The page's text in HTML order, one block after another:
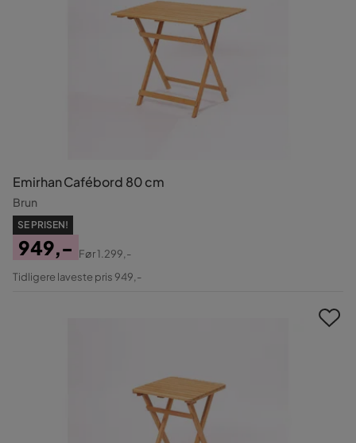
Emirhan Cafébord 80 cm
Brun
SE PRISEN!
Pris
949,-
Original
Før1.299,-
Tidligere laveste pris 949,-